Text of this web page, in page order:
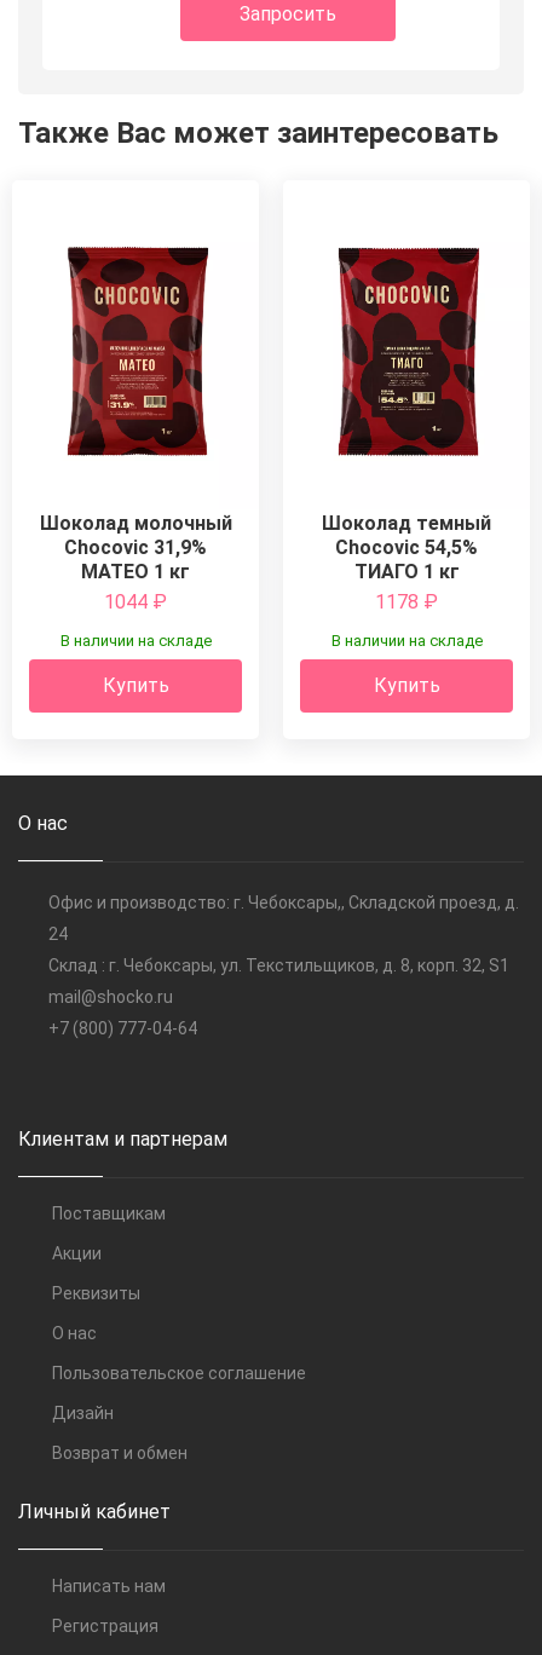
Запросить
Также Вас может заинтересовать
Шоколад молочный
Chocovic 31,9%
МАТЕО 1 кг
1044 ₽
В наличии на складе
Купить
Шоколад темный
Chocovic 54,5%
ТИАГО 1 кг
1178 ₽
В наличии на складе
Купить
О нас
Офис и производство: г. Чебоксары,, Складской проезд, д.
24
Склад : г. Чебоксары, ул. Текстильщиков, д. 8, корп. 32, S1
mail@shocko.ru
+7 (800) 777-04-64
Клиентам и партнерам
Поставщикам
Акции
Реквизиты
О нас
Пользовательское соглашение
Дизайн
Возврат и обмен
Личный кабинет
Написать нам
Регистрация